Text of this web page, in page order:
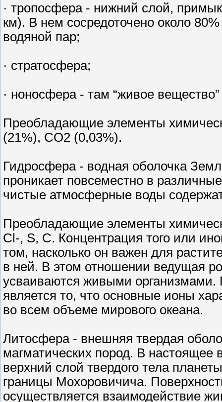
· тропосфера - нижний слой,
км). В нем сосредоточено около
водяной пар;
· стратосфера;
· ноносфера - там “живое вещество”
Преобладающие элементы
(21%), CO2 (0,03%).
Гидросфера - водная оболочка
проникает повсеместно в
чистые атмосферные воды
Преобладающие элементы
Cl-, S, C. Концентрация того или
том, насколько он важен для
в ней. В этом отношении ведущая
усваиваются живыми организмами.
является то, что основные ионы
во всем объеме мирового океана.
Литосфера - внешняя твердая
магматических пород. В настоящее
верхний слой твердого тела
границы Мохоровичича.
осуществляется взаимодействие